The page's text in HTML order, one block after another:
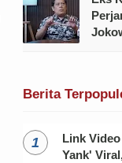
Berita
Link
Yank'